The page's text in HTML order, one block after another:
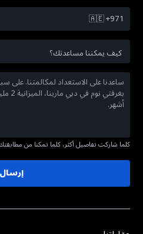
🇦🇪+971
كلما شاركت تفاصيل أكثر، كلما تمكنا من
إرسال